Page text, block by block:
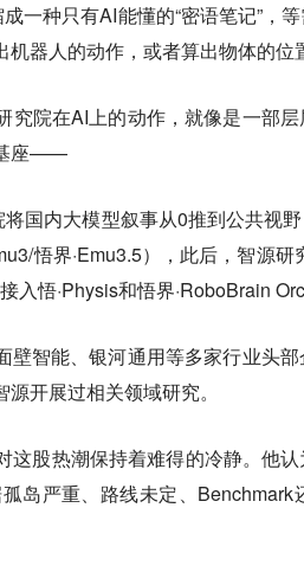
一种只有AI能懂的“密语笔记”，
机器人的动作，或者算出物体的位
究院在AI上的动作，就像是一部
座——
国内大模型叙事从0推到公共视
悟界·Emu3.5），此后，智源
悟·Physis和悟界·RoboBrain
壁智能、银河通用等多家行业头
开展过相关领域研究。
股热潮保持着难得的冷静。他认
岛严重、路线未定、Benchmark